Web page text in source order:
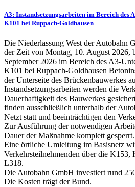
A3: Instandsetzungsarbeiten im Bereich des
K101 bei Ruppach-Goldhausen
Die Niederlassung West der Autobahn
der Zeit von Montag, 10. August 2026,
September 2026 im Bereich des A3-
K101 bei Ruppach-Goldhausen
der Unterseite des Brückenbauwerkes
Instandsetzungsarbeiten werden die
Dauerhaftigkeit des Bauwerkes
finden ausschließlich unterhalb der
Netzt statt und beeinträchtigen den
Zur Ausführung der notwendigen
Dauer der Maßnahme komplett gesperrt.
Eine örtliche Umleitung im Basisnetz
Verkehrsteilnehmenden über die
L318.
Die Autobahn GmbH investiert rund
Die Kosten trägt der Bund.